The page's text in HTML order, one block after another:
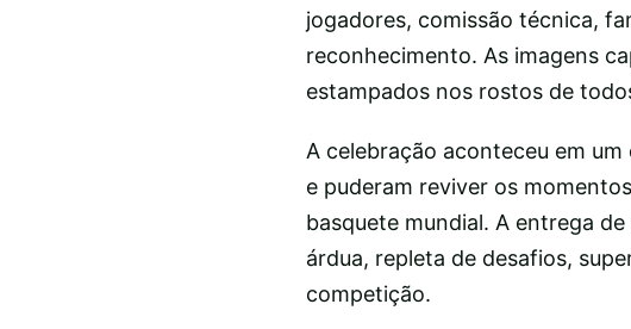
jogadores, comissão técnica,
reconhecimento. As imagens
estampados nos rostos de
A celebração aconteceu em
e puderam reviver os
basquete mundial. A entrega
árdua, repleta de desafios,
competição.